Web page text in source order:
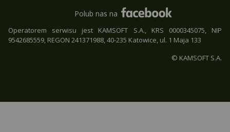
Polub nas na
Operatorem serwisu jest KAMSOFT S.A., KRS 0000345075, NIP
9542685559, REGON 241371988, 40-235 Katowice, ul. 1 Maja 133
© KAMSOFT S.A.